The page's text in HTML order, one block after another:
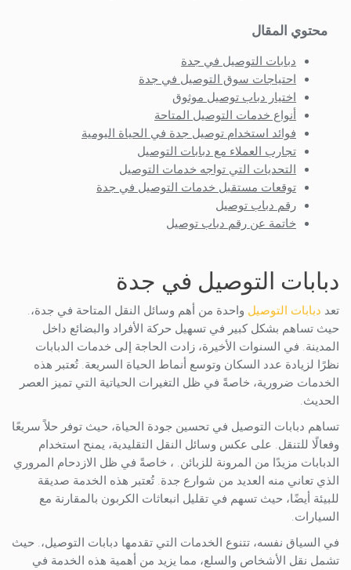
محتوي المقال
دبابات التوصيل في جدة
احتياجات سوق التوصيل في جدة
اختيار دباب توصيل موثوق
أنواع خدمات التوصيل المتاحة
فوائد استخدام توصيل جدة في الحياة اليومية
تجارب العملاء مع دبابات التوصيل
التحديات التي تواجه خدمات التوصيل
توقعات مستقبل خدمات التوصيل في جدة
رقم دباب توصيل
خاتمة عن رقم دباب توصيل
دبابات التوصيل في جدة
تعد دبابات التوصيل واحدة من أهم وسائل النقل المتاحة في جدة،.
حيث تساهم بشكل كبير في تسهيل حركة الأفراد والبضائع داخل
المدينة. في السنوات الأخيرة، زادت الحاجة إلى خدمات الدبابات
نظرًا لزيادة عدد السكان وتوسع أنماط الحياة السريعة. تُعتبر هذه
الخدمات ضرورية، خاصةً في ظل التغيرات الحياتية التي تميز العصر
الحديث.
تساهم دبابات التوصيل في تحسين جودة الحياة، حيث توفر حلاً سريعًا
وفعالًا للتنقل. على عكس وسائل النقل التقليدية، يمنح استخدام
الدبابات مزيدًا من المرونة للزبائن. ، خاصةً في ظل الازدحام المروري
الذي تعاني منه العديد من شوارع جدة. تُعتبر هذه الخدمة صديقة
للبيئة أيضًا، حيث تسهم في تقليل انبعاثات الكربون بالمقارنة مع
السيارات.
في السياق نفسه، تتنوع الخدمات التي تقدمها دبابات التوصيل،. حيث
تشمل نقل الأشخاص والسلع، مما يزيد من أهمية هذه الخدمة في